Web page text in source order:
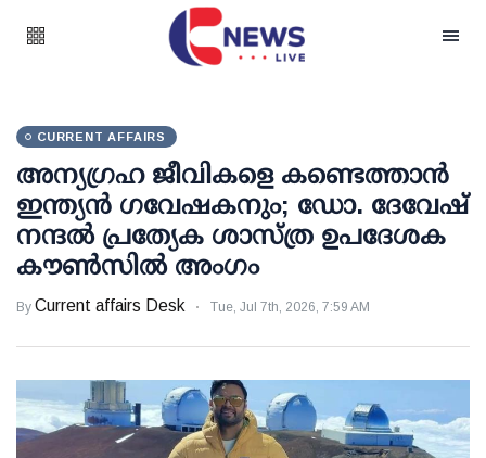
CURRENT AFFAIRS
അന്യഗ്രഹ ജീവികളെ കണ്ടെത്താന്‍
ഇന്ത്യന്‍ ഗവേഷകനും; ഡോ. ദേവേഷ്
നന്ദല്‍ പ്രത്യേക ശാസ്ത്ര ഉപദേശക
കൗണ്‍സില്‍ അംഗം
By Current affairs Desk Tue, Jul 7th, 2026, 7:59 AM